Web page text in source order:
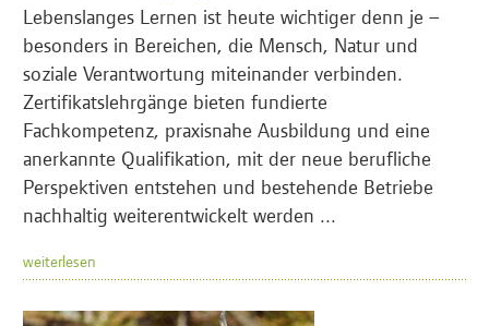
Lebenslanges Lernen ist heute wichtiger denn je –
besonders in Bereichen, die Mensch, Natur und
soziale Verantwortung miteinander verbinden.
Zertifikatslehrgänge bieten fundierte
Fachkompetenz, praxisnahe Ausbildung und eine
anerkannte Qualifikation, mit der neue berufliche
Perspektiven entstehen und bestehende Betriebe
nachhaltig weiterentwickelt werden ...
weiterlesen